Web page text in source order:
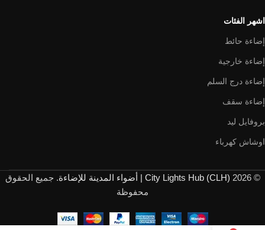
اشهر الفئات
إضاءة حائط
إضاءة خارجية
إضاءة درج السلم
إضاءة سقف
بروفايل ليد
اوشاش كهرباء
© 2026 City Lights Hub (CLH) | أضواء المدينة للإضاءة
. جميع الحقوق
محفوظة